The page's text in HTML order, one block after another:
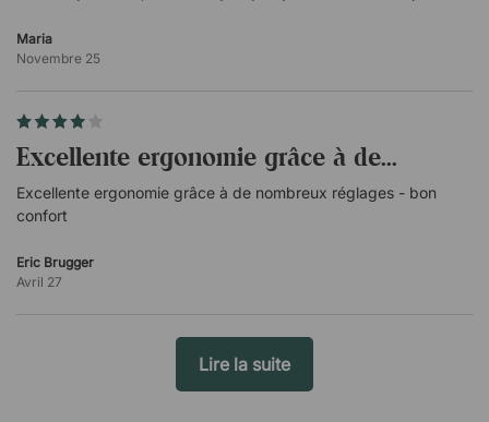
Accoudoirs 4D verrouillables.
Repose-pieds et colonnes de gaz
Vérin à gaz chromé.
Piètement noir nylon.
Tissu
Noir nylon.
Même dans ce cas, DPJ excelle et je peux vous... (
Maria
Novembre 25
Excellente ergonomie grâce à de...
Excellente ergonomie grâce à de nombreux réglages - bon
confort
Eric Brugger
Avril 27
Lire la suite